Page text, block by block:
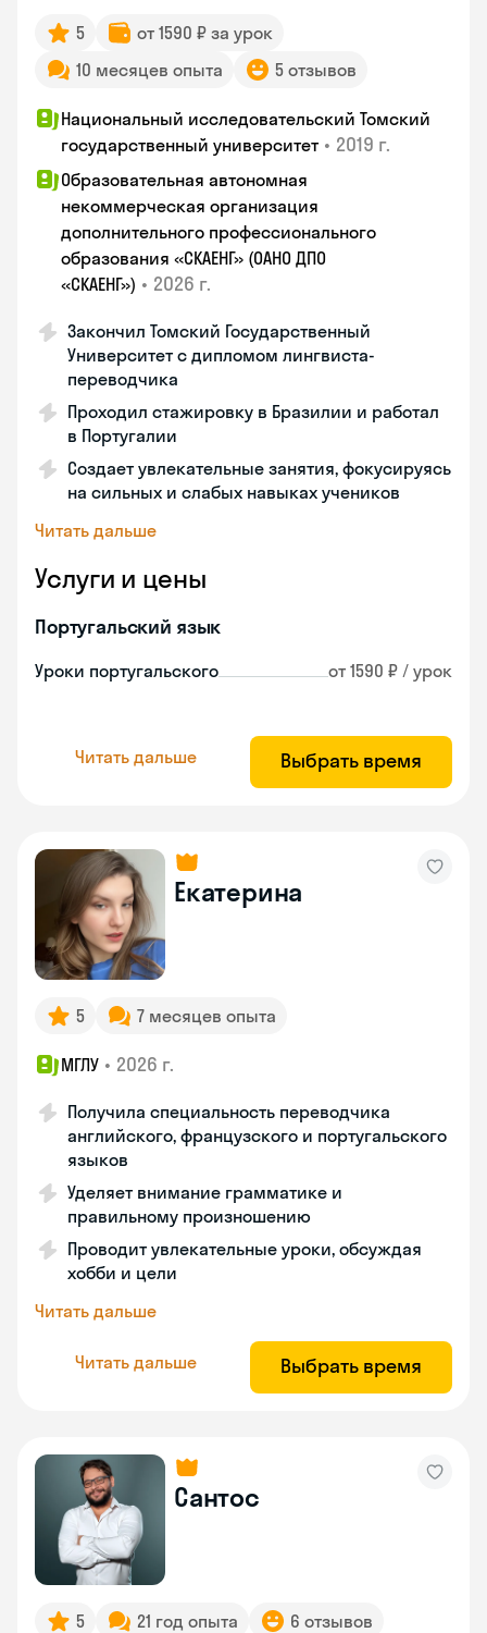
5
от 1590 ₽ за урок
10 месяцев опыта
5 отзывов
Национальный исследовательский Томский
государственный университет • 2019 г.
Образовательная автономная
некоммерческая организация
дополнительного профессионального
образования «СКАЕНГ» (ОАНО ДПО
«СКАЕНГ») • 2026 г.
Закончил Томский Государственный
Университет с дипломом лингвиста-
переводчика
Проходил стажировку в Бразилии и работал
в Португалии
Создает увлекательные занятия, фокусируясь
на сильных и слабых навыках учеников
Читать дальше
Услуги и цены
Португальский язык
Уроки португальского от 1590 ₽ / урок
Читать дальше Выбрать время
Екатерина
5 7 месяцев опыта
МГЛУ • 2026 г.
Получила специальность переводчика
английского, французского и португальского
языков
Уделяет внимание грамматике и
правильному произношению
Проводит увлекательные уроки, обсуждая
хобби и цели
Читать дальше
Читать дальше Выбрать время
Сантос
5 21 год опыта 6 отзывов